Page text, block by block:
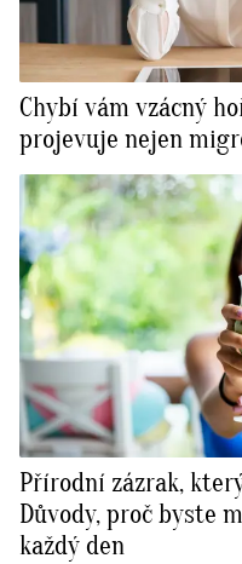
Chybí vám vzácný
projevuje nejen
Přírodní zázrak,
Důvody, proč byste
každý den